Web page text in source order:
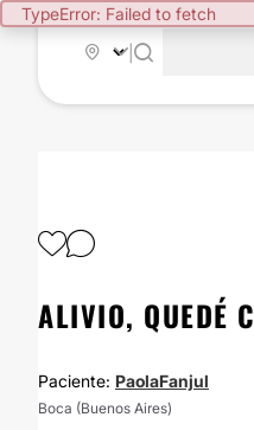
TypeError: Failed to fetch
ALIVIO, QUEDÉ
Paciente: PaolaFanjul
Boca (Buenos Aires)